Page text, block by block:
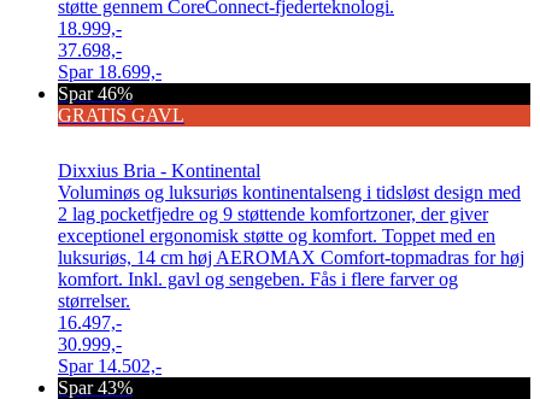
støtte gennem CoreConnect-fjederteknologi.
18.999,-
37.698,-
Spar 18.699,-
Spar 46%
GRATIS GAVL
Dixxius Bria - Kontinental
Voluminøs og luksuriøs kontinentalseng i tidsløst design med
2 lag pocketfjedre og 9 støttende komfortzoner, der giver
exceptionel ergonomisk støtte og komfort. Toppet med en
luksuriøs, 14 cm høj AEROMAX Comfort-topmadras for høj
komfort. Inkl. gavl og sengeben. Fås i flere farver og
størrelser.
16.497,-
30.999,-
Spar 14.502,-
Spar 43%